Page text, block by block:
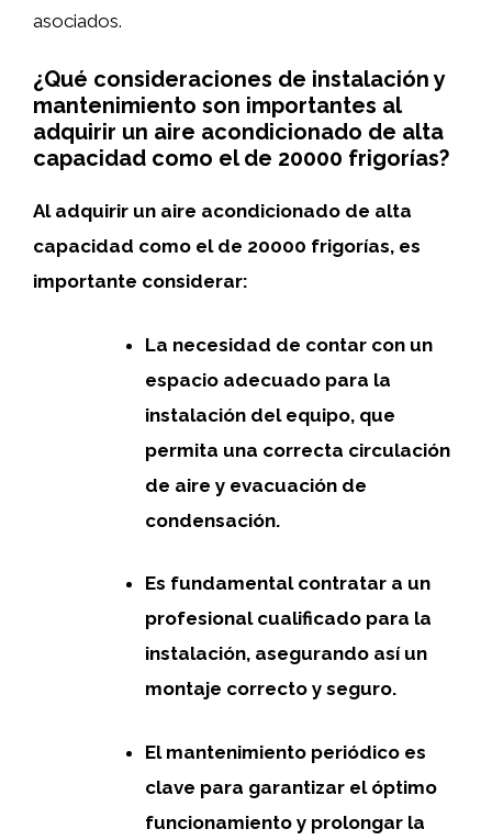
asociados.
¿Qué consideraciones de instalación y
mantenimiento son importantes al
adquirir un aire acondicionado de alta
capacidad como el de 20000 frigorías?
Al adquirir un aire acondicionado de alta
capacidad como el de 20000 frigorías, es
importante considerar:
La necesidad de contar con un
espacio adecuado para la
instalación del equipo, que
permita una correcta circulación
de aire y evacuación de
condensación.
Es fundamental contratar a un
profesional cualificado para la
instalación, asegurando así un
montaje correcto y seguro.
El mantenimiento periódico es
clave para garantizar el óptimo
funcionamiento y prolongar la